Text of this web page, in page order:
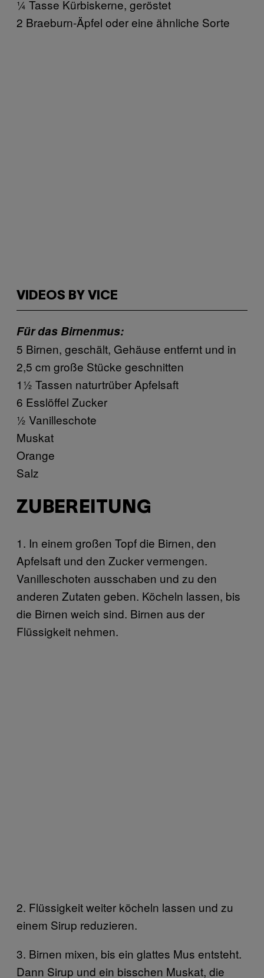
¼ Tasse Kürbiskerne, geröstet
2 Braeburn-Äpfel oder eine ähnliche Sorte
VIDEOS BY VICE
Für das Birnenmus:
5 Birnen, geschält, Gehäuse entfernt und in
2,5 cm große Stücke geschnitten
1½ Tassen naturtrüber Apfelsaft
6 Esslöffel Zucker
½ Vanilleschote
Muskat
Orange
Salz
ZUBEREITUNG
1. In einem großen Topf die Birnen, den
Apfelsaft und den Zucker vermengen.
Vanilleschoten ausschaben und zu den
anderen Zutaten geben. Köcheln lassen, bis
die Birnen weich sind. Birnen aus der
Flüssigkeit nehmen.
2. Flüssigkeit weiter köcheln lassen und zu
einem Sirup reduzieren.
3. Birnen mixen, bis ein glattes Mus entsteht.
Dann Sirup und ein bisschen Muskat, die